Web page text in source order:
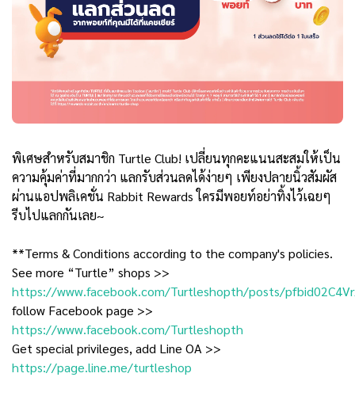
พิเศษสำหรับสมาชิก Turtle Club! เปลี่ยนทุกคะแนนสะสมให้เป็น
ความคุ้มค่าที่มากกว่า แลกรับส่วนลดได้ง่ายๆ เพียงปลายนิ้วสัมผัส
ผ่านแอปพลิเคชั่น Rabbit Rewards ใครมีพอยท์อย่าทิ้งไว้เฉยๆ
รีบไปแลกกันเลย~
**Terms & Conditions according to the company's policies.
See more “Turtle” shops >>
https://www.facebook.com/Turtleshopth/posts/
follow Facebook page >>
https://www.facebook.com/Turtleshopth
Get special privileges, add Line OA >>
https://page.line.me/turtleshop